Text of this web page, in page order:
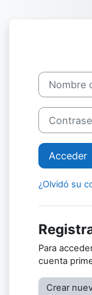
Saltar a
Nombre de
Contraseña
Acceder
¿Olvidó su
Para
cuenta
Crear